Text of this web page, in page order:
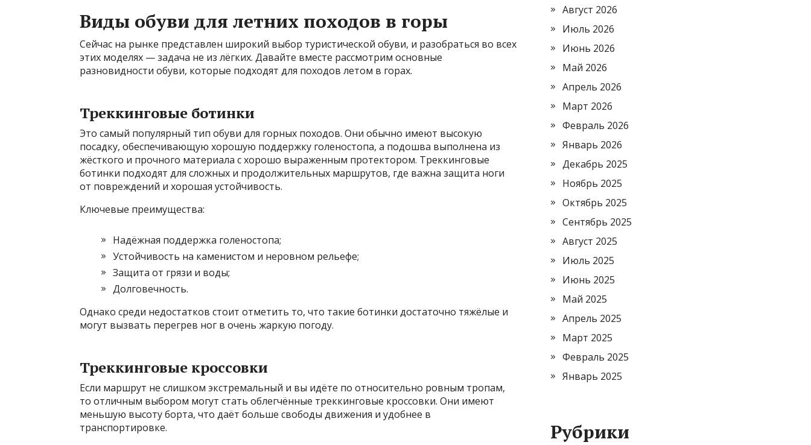
Виды обуви для летних походов в горы
Сейчас на рынке представлен широкий выбор туристической обуви, и разобраться во всех
этих моделях — задача не из лёгких. Давайте вместе рассмотрим основные
разновидности обуви, которые подходят для походов летом в горах.
Треккинговые ботинки
Это самый популярный тип обуви для горных походов. Они обычно имеют высокую
посадку, обеспечивающую хорошую поддержку голеностопа, а подошва выполнена из
жёсткого и прочного материала с хорошо выраженным протектором. Треккинговые
ботинки подходят для сложных и продолжительных маршрутов, где важна защита ноги
от повреждений и хорошая устойчивость.
Ключевые преимущества:
Надёжная поддержка голеностопа;
Устойчивость на каменистом и неровном рельефе;
Защита от грязи и воды;
Долговечность.
Однако среди недостатков стоит отметить то, что такие ботинки достаточно тяжёлые и
могут вызвать перегрев ног в очень жаркую погоду.
Треккинговые кроссовки
Если маршрут не слишком экстремальный и вы идёте по относительно ровным тропам,
то отличным выбором могут стать облегчённые треккинговые кроссовки. Они имеют
меньшую высоту борта, что даёт больше свободы движения и удобнее в
транспортировке.
Август 2026
Июль 2026
Июнь 2026
Май 2026
Апрель 2026
Март 2026
Февраль 2026
Январь 2026
Декабрь 2025
Ноябрь 2025
Октябрь 2025
Сентябрь 2025
Август 2025
Июль 2025
Июнь 2025
Май 2025
Апрель 2025
Март 2025
Февраль 2025
Январь 2025
Рубрики